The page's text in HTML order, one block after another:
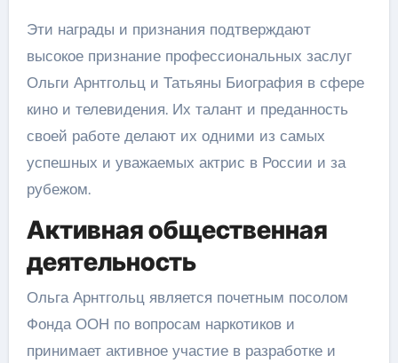
Эти награды и признания подтверждают
высокое признание профессиональных заслуг
Ольги Арнтгольц и Татьяны Биография в сфере
кино и телевидения. Их талант и преданность
своей работе делают их одними из самых
успешных и уважаемых актрис в России и за
рубежом.
Активная общественная
деятельность
Ольга Арнтгольц является почетным посолом
Фонда ООН по вопросам наркотиков и
принимает активное участие в разработке и